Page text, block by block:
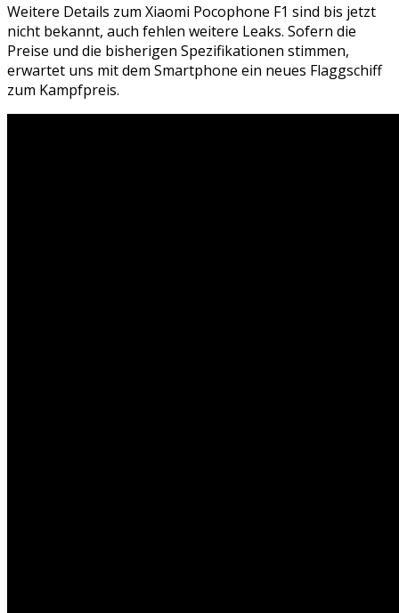
Weitere Details zum Xiaomi Pocophone F1 sind bis jetzt
nicht bekannt, auch fehlen weitere Leaks. Sofern die
Preise und die bisherigen Spezifikationen stimmen,
erwartet uns mit dem Smartphone ein neues Flaggschiff
zum Kampfpreis.